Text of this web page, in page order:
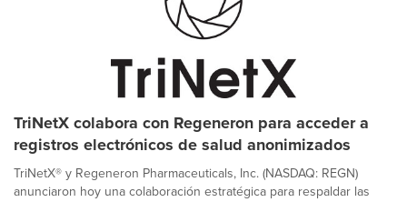
TriNetX colabora con Regeneron para acceder a
registros electrónicos de salud anonimizados
TriNetX® y Regeneron Pharmaceuticals, Inc. (NASDAQ: REGN)
anunciaron hoy una colaboración estratégica para respaldar las